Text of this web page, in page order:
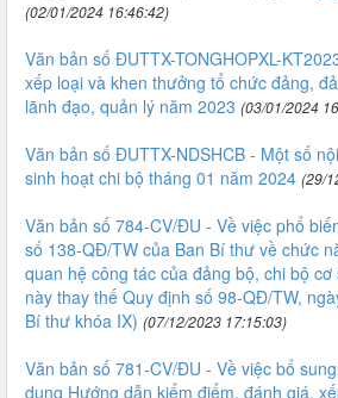
(02/01/2024 16:46:42)
Văn bản số ĐUTTX-TONGHOPXL-
xếp loại và khen thưởng tổ chức đảng,
lãnh đạo, quản lý năm 2023 (03/01/2024
Văn bản số ĐUTTX-NDSHCB - Một số
sinh hoạt chi bộ tháng 01 năm 2024 (29/
Văn bản số 784-CV/ĐU - Về việc phổ
số 138-QĐ/TW của Ban Bí thư về chức
quan hệ công tác của đảng bộ, chi bộ
này thay thế Quy định số 98-QĐ/TW,
Bí thư khóa IX) (07/12/2023 17:15:03)
Văn bản số 781-CV/ĐU - Về việc bổ
dung Hướng dẫn kiểm điểm, đánh giá,